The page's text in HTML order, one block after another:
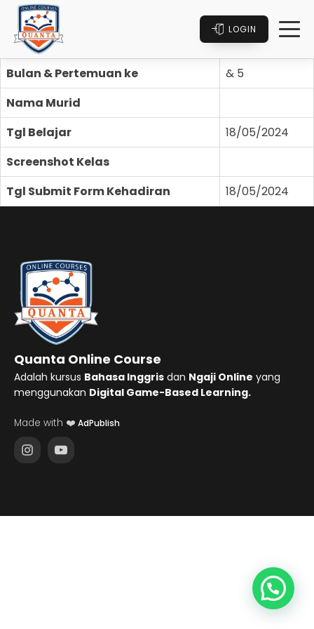
LOGIN
Bulan & Pertemuan ke
& 5
Nama Murid
Tgl Belajar
18/05/2024
Screenshot Kelas
Tgl Submit Form Kehadiran
18/05/2024
Quanta Online Course
Adalah kursus Bahasa Inggris dan Ngaji Online yang
menggunakan Digital Game-Based Learning.
Made with ❤️ AdPublish